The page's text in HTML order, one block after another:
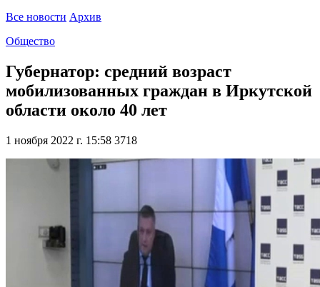
Все новости Архив
Общество
Губернатор: средний возраст
мобилизованных граждан в Иркутской
области около 40 лет
1 ноября 2022 г. 15:58 3718